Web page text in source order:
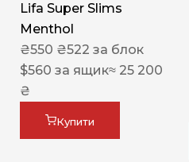
Lifa Super Slims
Menthol
₴550 ₴522 за блок
$560 за ящик≈ 25 200
₴
Купити